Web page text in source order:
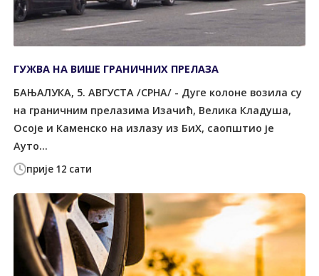
прије 12 сати
ГУЖВА НА ВИШЕ ГРАНИЧНИХ ПРЕЛАЗА
БАЊАЛУКА, 5. АВГУСТА /СРНА/ - Дуге колоне возила су
на граничним прелазима Изачић, Велика Кладуша,
Осоје и Каменско на излазу из БиХ, саопштио је
Ауто...